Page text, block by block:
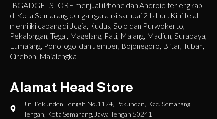
IBGADGETSTORE menjual iPhone dan Android terlengkap
di Kota Semarang dengan garansi sampai 2 tahun. Kini telah
memiliki cabang di Jogja, Kudus, Solo dan Purwokerto,
Pekalongan, Tegal, Magelang, Pati, Malang, Madiun, Surabaya,
Lumajang, Ponorogo dan Jember, Bojonegoro, Blitar, Tuban,
Cirebon, Majalengka
Alamat Head Store
Jln. Pekunden Tengah No.1174, Pekunden, Kec. Semarang
Tengah, Kota Semarang, Jawa Tengah 50241